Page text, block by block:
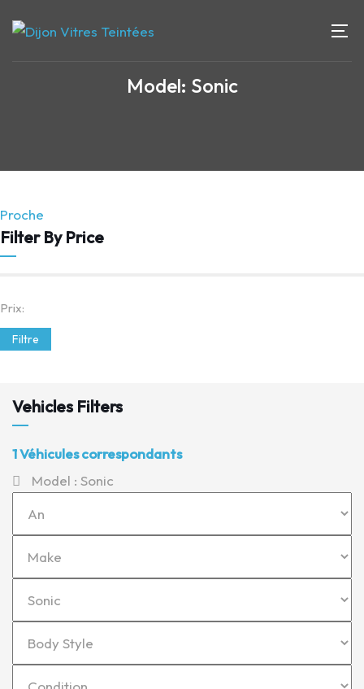
Model: Sonic
Proche
Filter By Price
Prix:
Filtre
Vehicles Filters
1Véhicules correspondants
Model : Sonic